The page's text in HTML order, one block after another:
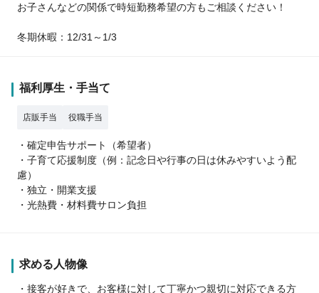
お子さんなどの関係で時短勤務希望の方もご相談ください！
冬期休暇：12/31～1/3
福利厚生・手当て
店販手当 役職手当
・確定申告サポート（希望者）
・子育て応援制度（例：記念日や行事の日は休みやすいよう配
慮）
・独立・開業支援
・光熱費・材料費サロン負担
求める人物像
・接客が好きで、お客様に対して丁寧かつ親切に対応できる方